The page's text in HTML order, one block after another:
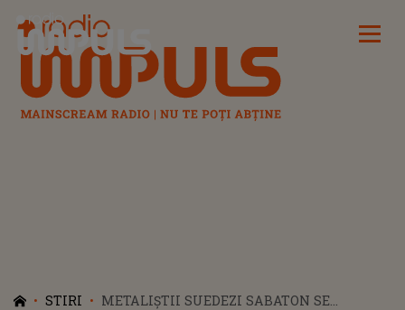
Radio Impuls
STIRI
METALIŞTII SUEDEZI SABATON SE